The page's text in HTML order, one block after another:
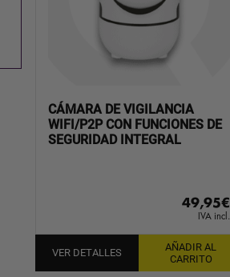
CÁMARA DE VIGILANCIA
WIFI/P2P CON FUNCIONES DE
SEGURIDAD INTEGRAL
49,95€
IVA incl.
VER DETALLES
AÑADIR AL
CARRITO